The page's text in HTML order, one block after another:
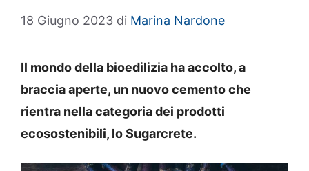
18 Giugno 2023 di Marina Nardone
Il mondo della bioedilizia ha accolto, a
braccia aperte, un nuovo cemento che
rientra nella categoria dei prodotti
ecosostenibili, lo Sugarcrete.